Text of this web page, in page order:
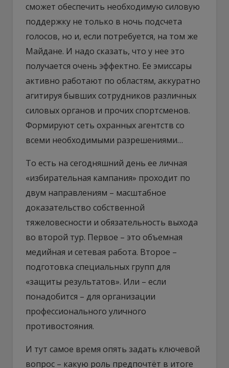
сможет обеспечить необходимую силовую
поддержку не только в ночь подсчета
голосов, но и, если потребуется, на том же
Майдане. И надо сказать, что у нее это
получается очень эффектно. Ее эмиссары
активно работают по областям, аккуратно
агитируя бывших сотрудников различных
силовых органов и прочих спортсменов.
Формируют сеть охранных агентств со
всеми необходимыми разрешениями…
То есть на сегодняшний день ее личная
«избирательная кампания» проходит по
двум направлениям – масштабное
доказательство собственной
тяжеловесности и обязательность выхода
во второй тур. Первое – это объемная
медийная и сетевая работа. Второе –
подготовка специальных групп для
«защиты результатов». Или – если
понадобится – для организации
профессионального уличного
противостояния.
И тут самое время опять задать ключевой
вопрос – какую роль предпочтёт в итоге